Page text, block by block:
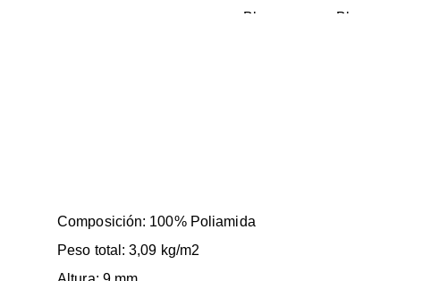
Composición: 100% Poliamida
Peso total: 3,09 kg/m2